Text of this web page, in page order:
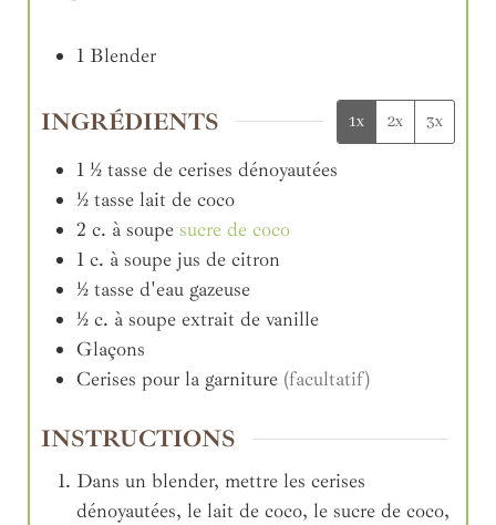
1 Blender
INGRÉDIENTS 1x 2x 3x
1 ½ tasse de cerises dénoyautées
½ tasse lait de coco
2 c. à soupe sucre de coco
1 c. à soupe jus de citron
½ tasse d'eau gazeuse
½ c. à soupe extrait de vanille
Glaçons
Cerises pour la garniture (facultatif)
INSTRUCTIONS
Dans un blender, mettre les cerises
dénoyautées, le lait de coco, le sucre de coco,